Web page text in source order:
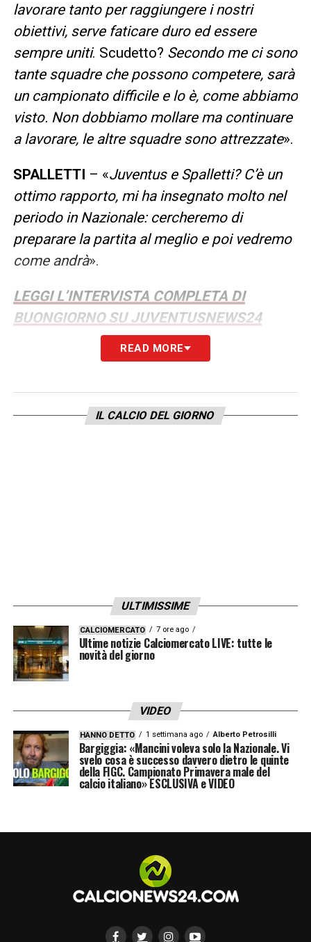
lavorare tanto per raggiungere i nostri
obiettivi, serve faticare duro ed essere
sempre uniti. Scudetto? Secondo me ci sono
tante squadre che possono competere, sarà
un campionato difficile e lo è, come abbiamo
visto. Non dobbiamo mollare ma continuare
a lavorare, le altre squadre sono attrezzate».
SPALLETTI – «Juventus e Spalletti? C’è un
ottimo rapporto, mi ha insegnato molto nel
periodo in Nazionale: cercheremo di
preparare la partita al meglio e poi vedremo
come andrà».
LEGGI L’INTERVISTA COMPLETA DI
BUONGIORNO SU JUVENTUSNEWS24
LA PLAYLIST DELLE NOSTRE TOP NEWS
READ MORE
IL CALCIO DEL GIORNO
ULTIMISSIME
CALCIOMERCATO 7 ore ago
Ultime notizie Calciomercato LIVE: tutte le
novità del giorno
VIDEO
HANNO DETTO 1 settimana ago Alberto Petrosilli
Bargiggia: «Mancini voleva solo la Nazionale. Vi
svelo cosa è successo davvero dietro le quinte
della FIGC. Campionato Primavera male del
calcio italiano» ESCLUSIVA e VIDEO